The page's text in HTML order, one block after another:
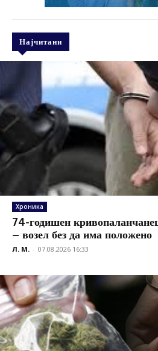
Најчитани
Хроника
74-годишен
– возел без да има положено
Л. М. - 07.08.2026 16:33